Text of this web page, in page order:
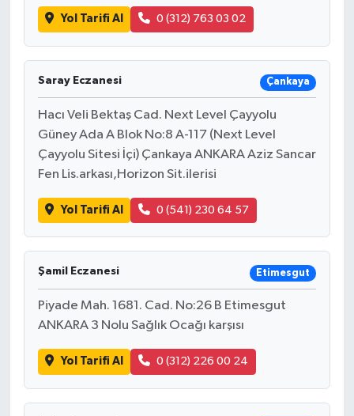
Yol Tarifi Al 0 (312) 763 03 02
Saray Eczanesi Çankaya
Hacı Veli Bektaş Cad. Next Level Çayyolu
Güney Ada A Blok No:8 A-117 (Next Level
Çayyolu Sitesi İçi) Çankaya ANKARA Aziz Sancar
Fen Lis.arkası,Horizon Sit.ilerisi
Yol Tarifi Al 0 (541) 230 64 57
Şamil Eczanesi Etimesgut
Piyade Mah. 1681. Cad. No:26 B Etimesgut
ANKARA 3 Nolu Sağlık Ocağı karşısı
Yol Tarifi Al 0 (312) 226 00 24